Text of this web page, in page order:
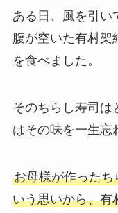
ある日、風を引い
腹が空いた有村架
を食べました。
そのちらし寿司は
はその味を一生忘
お母様が作った
いう思いから、有